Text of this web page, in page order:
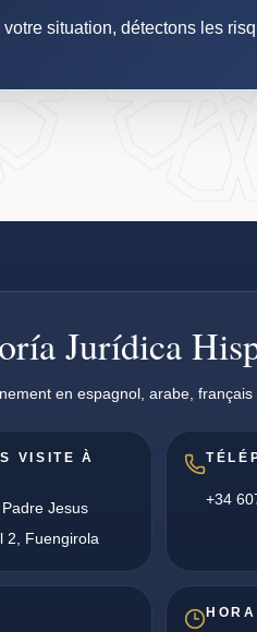
situation, détectons les
Jurídica
en espagnol, arabe, français
VISITE À
Jesus
2, Fuengirola
+34